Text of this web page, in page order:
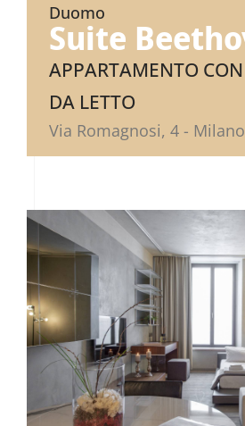
Duomo
Suite
APPARTAMENTO
DA LETTO
Via Romagnosi, 4 - Milano